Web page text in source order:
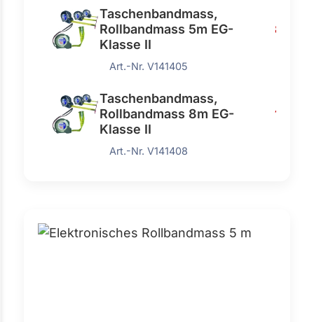
Taschenbandmass,
Rollbandmass 5m EG-
Klasse II
8,70 €
Art.-Nr. V141405
Taschenbandmass,
Rollbandmass 8m EG-
Klasse II
12,00
Art.-Nr. V141408